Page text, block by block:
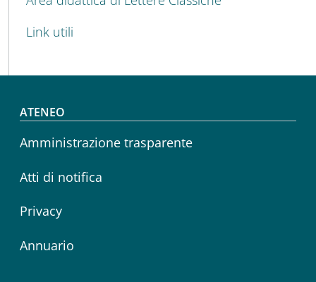
Link utili
Footer menu
ATENEO
Amministrazione trasparente
Atti di notifica
Privacy
Annuario